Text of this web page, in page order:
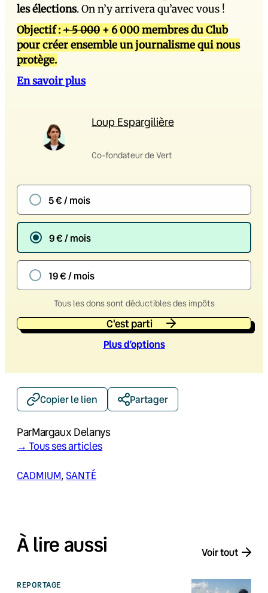
les élections. On n’y arrivera qu’avec vous !
Objectif :+ 5 000 + 6 000 membres du Club
pour créer ensemble un journalisme qui nous
protège.
En savoir plus
Loup Espargilière
Co-fondateur de Vert
5 € / mois
9 € / mois
19 € / mois
Tous les dons sont déductibles des impôts
C'est parti
Plus d’options
Copier le lien Partager
ParMargaux Delanys
→ Tous ses articles
CADMIUM, SANTÉ
À lire aussi Voir tout
REPORTAGE